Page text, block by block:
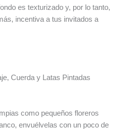
es texturizado y, por lo tanto,
incentiva a tus invitados a
Cuerda y Latas Pintadas
como pequeños floreros
envuélvelas con un poco de